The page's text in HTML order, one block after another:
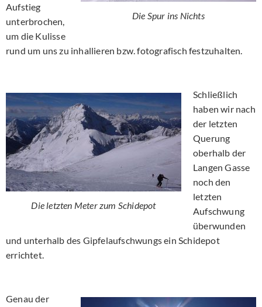
Die Spur ins Nichts
Aufstieg
unterbrochen,
um die Kulisse
rund um uns zu inhallieren bzw. fotografisch festzuhalten.
Die letzten Meter zum Schidepot
Schließlich
haben wir nach
der letzten
Querung
oberhalb der
Langen Gasse
noch den
letzten
Aufschwung
überwunden
und unterhalb des Gipfelaufschwungs ein Schidepot
errichtet.
Genau der